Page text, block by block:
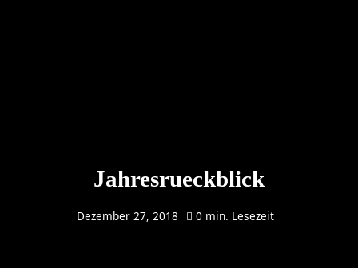
Jahresrueckblick
Dezember 27, 2018 0 min. Lesezeit